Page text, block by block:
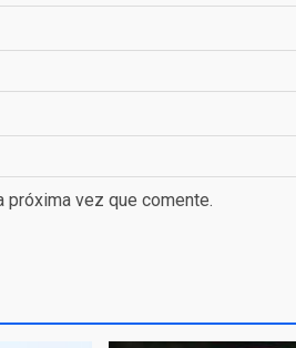
próxima vez que comente.